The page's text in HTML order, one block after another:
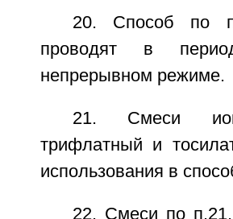
20. Способ по
проводят в
непрерывном режиме.
21. Смеси
трифлатный и
использования в
22. Смеси по